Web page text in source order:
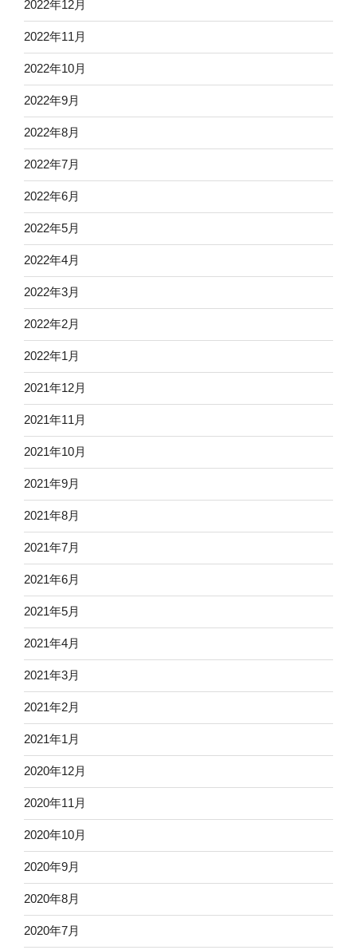
2022年12月
2022年11月
2022年10月
2022年9月
2022年8月
2022年7月
2022年6月
2022年5月
2022年4月
2022年3月
2022年2月
2022年1月
2021年12月
2021年11月
2021年10月
2021年9月
2021年8月
2021年7月
2021年6月
2021年5月
2021年4月
2021年3月
2021年2月
2021年1月
2020年12月
2020年11月
2020年10月
2020年9月
2020年8月
2020年7月